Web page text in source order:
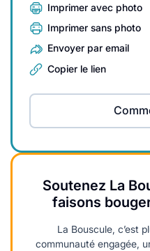
Imprimer avec photo
Imprimer sans photo
Envoyer par email
Copier le lien
Soutenez La
faisons
La Bouscule, c’est
communauté engagée,